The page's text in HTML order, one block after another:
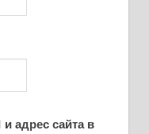
адрес сайта в